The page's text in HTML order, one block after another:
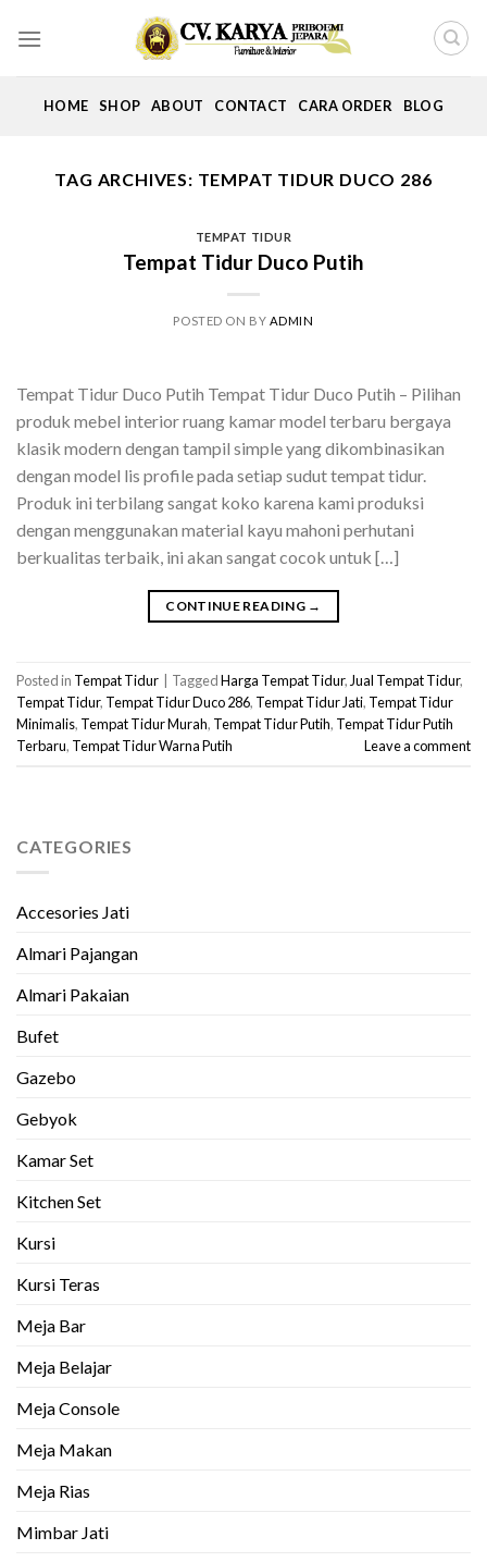
HOME SHOP ABOUT CONTACT CARA ORDER BLOG
TAG ARCHIVES: TEMPAT TIDUR DUCO 286
TEMPAT TIDUR
Tempat Tidur Duco Putih
POSTED ON BY ADMIN
Tempat Tidur Duco Putih Tempat Tidur Duco Putih – Pilihan
produk mebel interior ruang kamar model terbaru bergaya
klasik modern dengan tampil simple yang dikombinasikan
dengan model lis profile pada setiap sudut tempat tidur.
Produk ini terbilang sangat koko karena kami produksi
dengan menggunakan material kayu mahoni perhutani
berkualitas terbaik, ini akan sangat cocok untuk […]
CONTINUE READING →
Posted in Tempat Tidur TaggedHarga Tempat Tidur, Jual Tempat Tidur,
Tempat Tidur, Tempat Tidur Duco 286, Tempat Tidur Jati, Tempat Tidur
Minimalis, Tempat Tidur Murah, Tempat Tidur Putih, Tempat Tidur Putih
Terbaru, Tempat Tidur Warna Putih Leave a comment
CATEGORIES
Accesories Jati
Almari Pajangan
Almari Pakaian
Bufet
Gazebo
Gebyok
Kamar Set
Kitchen Set
Kursi
Kursi Teras
Meja Bar
Meja Belajar
Meja Console
Meja Makan
Meja Rias
Mimbar Jati